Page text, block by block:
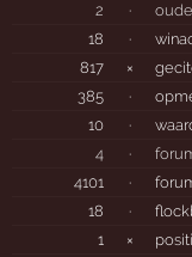
2
·
18
·
817
×
385
·
10
·
4
·
4101
·
18 ·
1 ×